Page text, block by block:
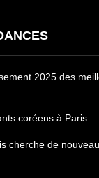
2025 des
coréens à Paris
cherche de